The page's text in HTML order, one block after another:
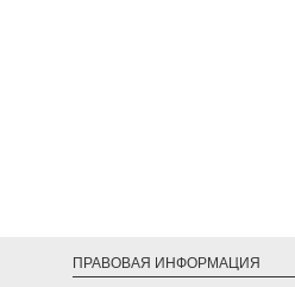
ПРАВОВАЯ ИНФОРМАЦИЯ